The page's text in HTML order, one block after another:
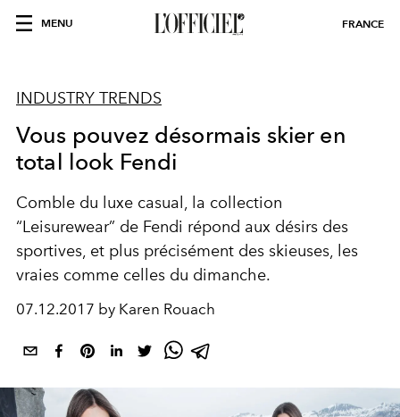
MENU FRANCE
INDUSTRY TRENDS
Vous pouvez désormais skier en
total look Fendi
Comble du luxe casual, la collection
“Leisurewear” de Fendi répond aux désirs des
sportives, et plus précisément des skieuses, les
vraies comme celles du dimanche.
07.12.2017 by Karen Rouach